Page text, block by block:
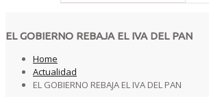
EL GOBIERNO REBAJA EL IVA DEL PAN
Home
Actualidad
EL GOBIERNO REBAJA EL IVA DEL PAN